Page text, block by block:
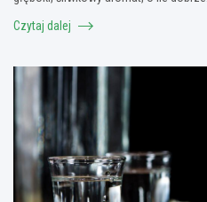
Czytaj dalej